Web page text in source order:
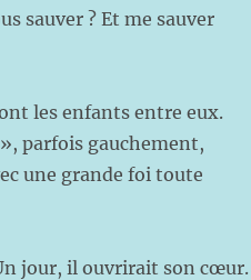
sauver ? Et me sauver
les enfants entre eux.
parfois gauchement,
une grande foi toute
jour, il ouvrirait son cœur.